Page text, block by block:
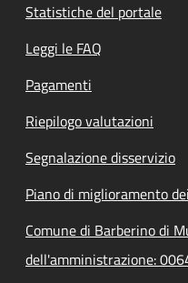
Statistiche del portale
Leggi le FAQ
Pagamenti
Riepilogo valutazioni
Segnalazione disservizio
Piano di miglioramento
Comune di Barberino di
dell'amministrazione: